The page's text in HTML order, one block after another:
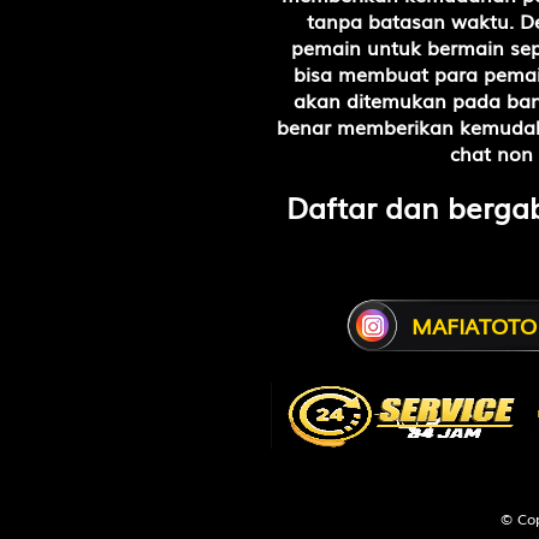
15
Pendeta
Manggis -
16
Orang
Anggur -
18
Putri Raja
Engsel -
19
Kekasih -
Bemo -
Sabuk -
tanpa batasan waktu.
pemain untuk bermain
bisa membuat para
akan ditemukan pada
benar memberikan
chat non
Daftar dan
MAFIATOTO
©